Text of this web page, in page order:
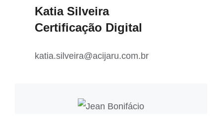
Katia Silveira
Certificação Digital
katia.silveira@acijaru.com.br